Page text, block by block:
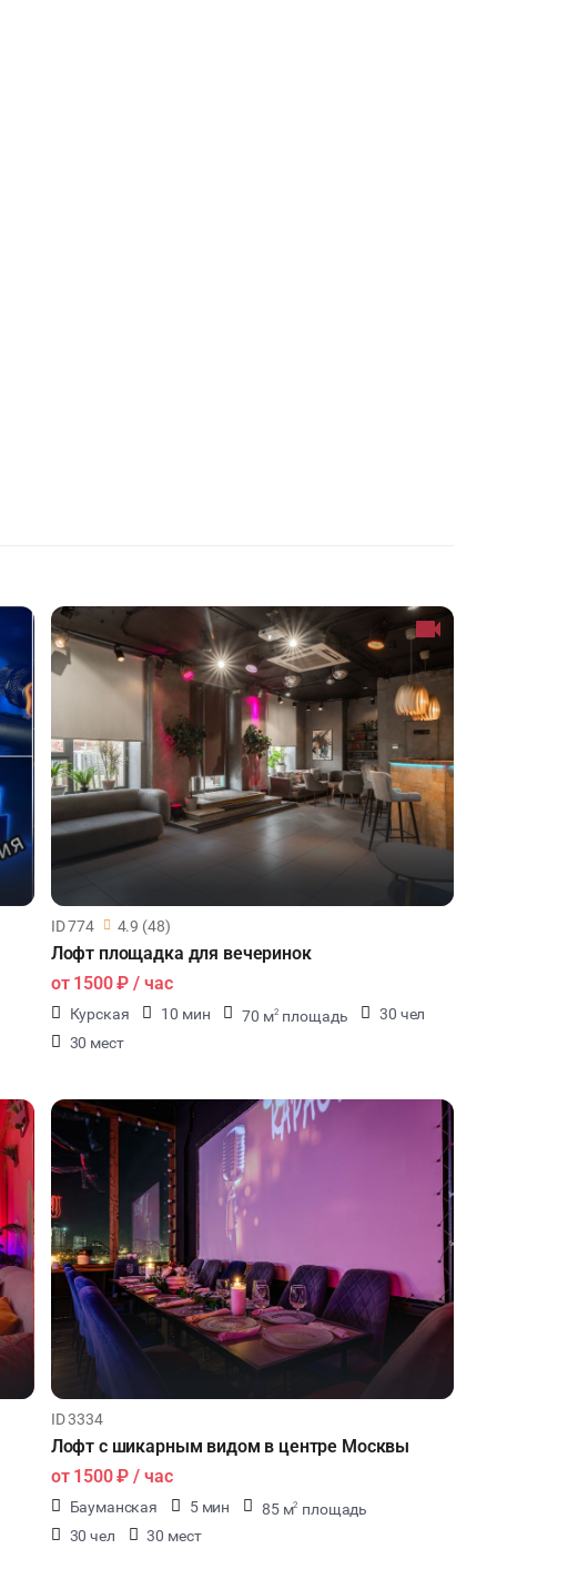
ID 774 4.9 (48)
Лофт площадка для вечеринок
от 1500 ₽ / час
Курская 10 мин 70 м2 площадь
30 чел
30 мест
ID 3334
Лофт с шикарным видом в центре Москвы
от 1500 ₽ / час
Бауманская 5 мин 85 м2 площадь
30 чел
30 мест